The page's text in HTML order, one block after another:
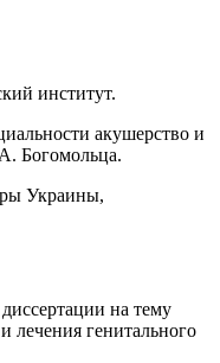
институт.
акушерство и
Богомольца.
Украины,
на тему
лечения генитального